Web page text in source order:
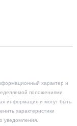
характер и
положениями
информация и могут быть
характеристики
уведомления.